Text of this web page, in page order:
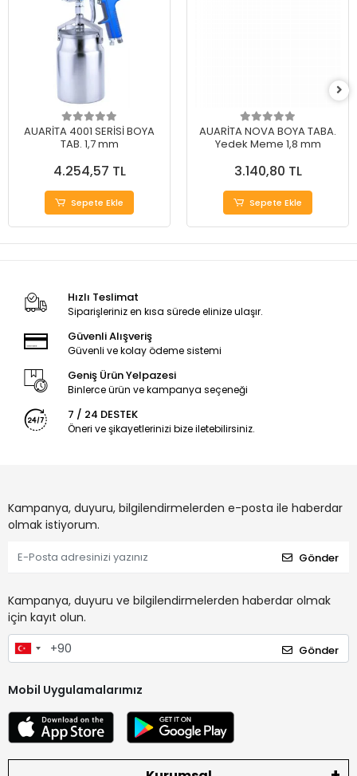
AUARİTA 4001 SERİSİ BOYA
TAB. 1,7 mm
4.254,57 TL
Sepete Ekle
AUARİTA NOVA BOYA TABA.
Yedek Meme 1,8 mm
3.140,80 TL
Sepete Ekle
Hızlı Teslimat
Siparişleriniz en kısa sürede elinize ulaşır.
Güvenli Alışveriş
Güvenli ve kolay ödeme sistemi
Geniş Ürün Yelpazesi
Binlerce ürün ve kampanya seçeneği
7 / 24 DESTEK
Öneri ve şikayetlerinizi bize iletebilirsiniz.
Kampanya, duyuru, bilgilendirmelerden e-posta ile haberdar
olmak istiyorum.
Gönder
Kampanya, duyuru ve bilgilendirmelerden haberdar olmak
için kayıt olun.
Gönder
Mobil Uygulamalarımız